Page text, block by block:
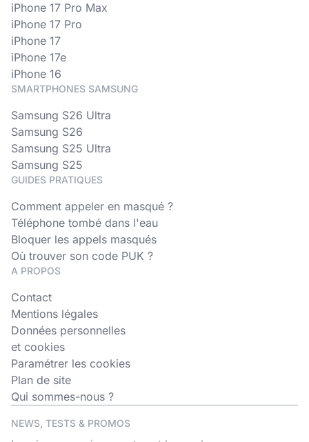
iPhone 17 Pro Max
iPhone 17 Pro
iPhone 17
iPhone 17e
iPhone 16
SMARTPHONES SAMSUNG
Samsung S26 Ultra
Samsung S26
Samsung S25 Ultra
Samsung S25
GUIDES PRATIQUES
Comment appeler en masqué ?
Téléphone tombé dans l'eau
Bloquer les appels masqués
Où trouver son code PUK ?
A PROPOS
Contact
Mentions légales
Données personnelles
et cookies
Paramétrer les cookies
Plan de site
Qui sommes-nous ?
NEWS, TESTS & PROMOS